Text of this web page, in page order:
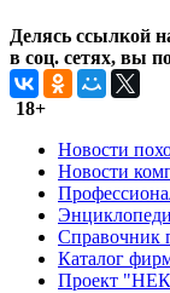
Делясь ссылкой
в соц. сетях, вы
18+
Новости
Новости
Справочник
Каталог
Проект